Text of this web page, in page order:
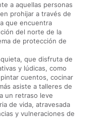
a aquellas personas
prohijar a través de
que encuentra
del norte de la
de protección de
que disfruta de
y lúdicas, como
cuentos, cocinar
asiste a talleres de
un retraso leve
de vida, atravesada
y vulneraciones de